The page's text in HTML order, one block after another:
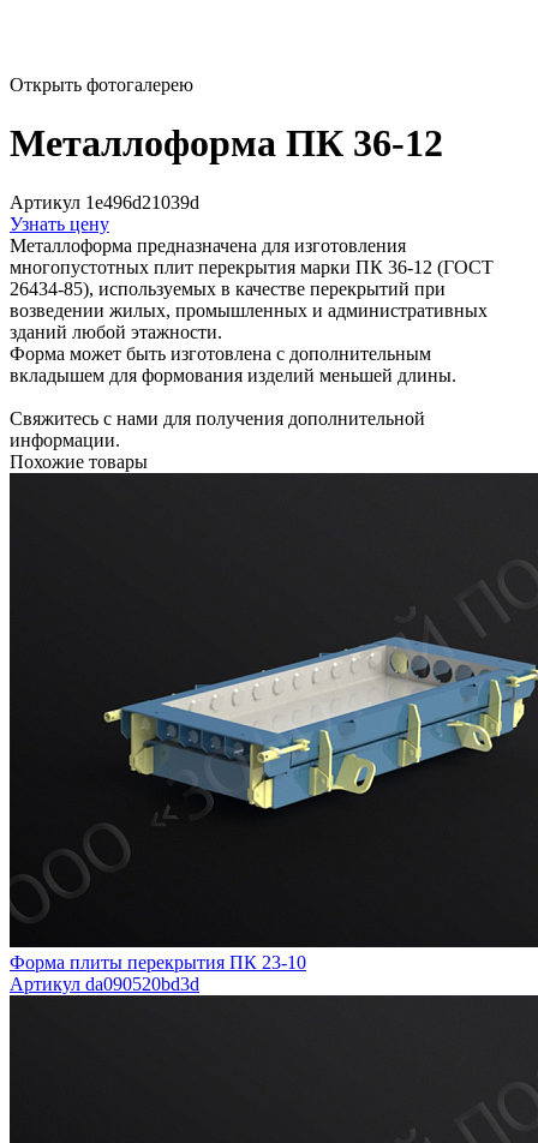
Открыть фотогалерею
Металлоформа ПК 36-12
Артикул 1e496d21039d
Узнать цену
Металлоформа предназначена для изготовления
многопустотных плит перекрытия марки ПК 36-12 (ГОСТ
26434-85), используемых в качестве перекрытий при
возведении жилых, промышленных и административных
зданий любой этажности.
Форма может быть изготовлена с дополнительным
вкладышем для формования изделий меньшей длины.
Свяжитесь с нами для получения дополнительной
информации.
Похожие товары
Форма плиты перекрытия ПК 23-10
Артикул da090520bd3d